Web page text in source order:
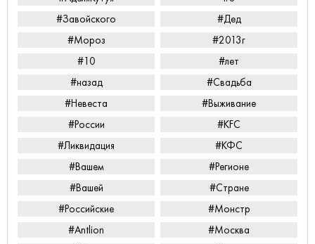
#Завойского
#Дед
#Мороз
#2013г
#10
#лет
#назад
#Свадьба
#Невеста
#Выживание
#России
#KFC
#Ликвидация
#КФС
#Вашем
#Регионе
#Вашей
#Стране
#Российские
#Монстр
#Antlion
#Москва